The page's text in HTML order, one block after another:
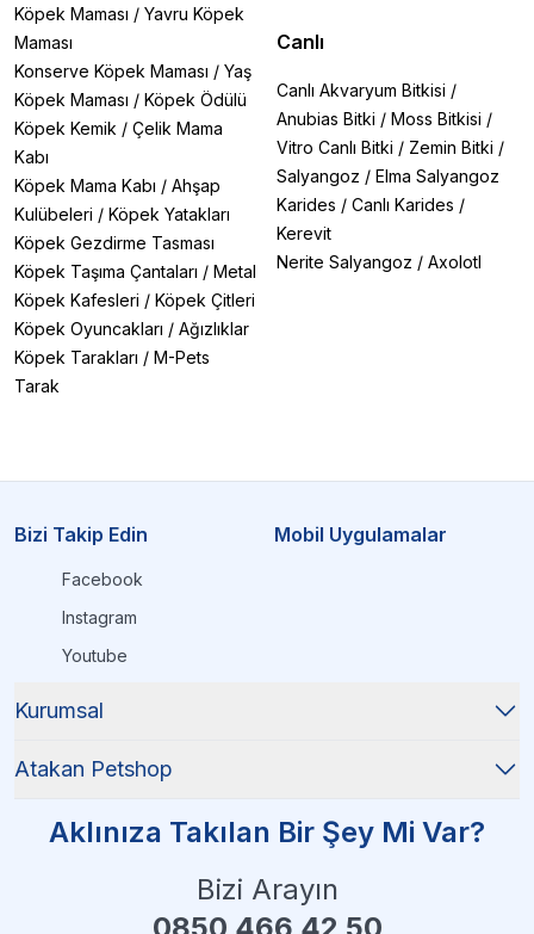
Köpek Maması / Yavru Köpek
Maması
Konserve Köpek Maması / Yaş
Köpek Maması / Köpek Ödülü
Köpek Kemik / Çelik Mama
Kabı
Köpek Mama Kabı / Ahşap
Kulübeleri / Köpek Yatakları
Köpek Gezdirme Tasması
Köpek Taşıma Çantaları / Metal
Köpek Kafesleri / Köpek Çitleri
Köpek Oyuncakları / Ağızlıklar
Köpek Tarakları / M-Pets
Tarak
Canlı
Canlı Akvaryum Bitkisi /
Anubias Bitki / Moss Bitkisi /
Vitro Canlı Bitki / Zemin Bitki /
Salyangoz / Elma Salyangoz
Karides / Canlı Karides /
Kerevit
Nerite Salyangoz / Axolotl
Bizi Takip Edin
Facebook
Instagram
Youtube
Mobil Uygulamalar
Kurumsal
Atakan Petshop
Aklınıza Takılan Bir Şey Mi Var?
Bizi Arayın